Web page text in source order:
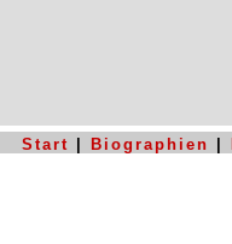
Start Biographien